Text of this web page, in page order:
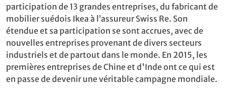
participation de 13 grandes entreprises, du fabricant de
mobilier suédois Ikea à l’assureur Swiss Re. Son
étendue et sa participation se sont accrues, avec de
nouvelles entreprises provenant de divers secteurs
industriels et de partout dans le monde. En 2015, les
premières entreprises de Chine et d'Inde ont ce qui est
en passe de devenir une véritable campagne mondiale.